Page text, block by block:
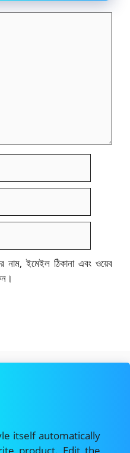
নাম, ইমেইল ঠিকানা এবং ওয়েব
itself automatically
product. Edit the